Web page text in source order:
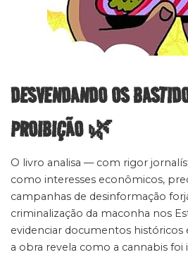
DESVENDANDO OS
PROIBIÇÃO 🌿
O livro analisa — com rigor
como interesses econômicos,
campanhas de desinformação
criminalização da maconha nos
evidenciar documentos históricos
a obra revela como a cannabis foi